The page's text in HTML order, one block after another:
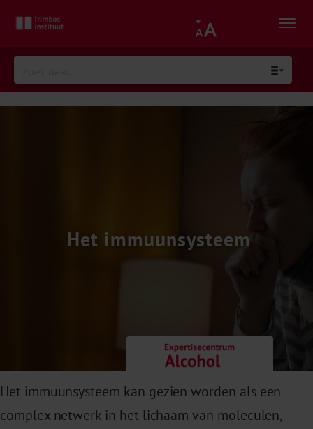
Het immuunsysteem
Het immuunsysteem kan gezien worden als een
complex netwerk in het lichaam van moleculen,